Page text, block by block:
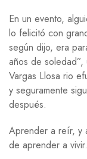
En un evento,
lo felicitó con
según dijo, era
años de
Vargas Llosa rio
y seguramente
después.
Aprender a reír, y
de aprender a vivir.